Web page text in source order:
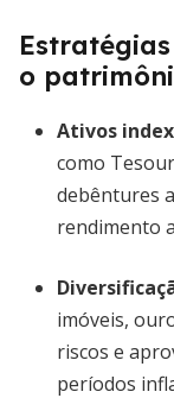
o
Ativos
como
debêntures
rendimento
imóveis,
riscos e
períodos